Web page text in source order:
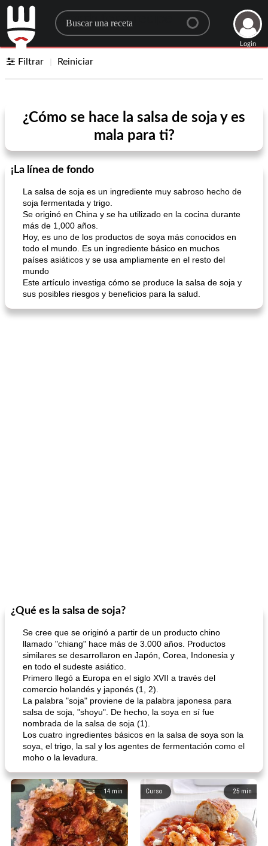
Search for a recipe
Login
Filtrar Reiniciar
¿Cómo se hace la salsa de soja y es
mala para ti?
¡La línea de fondo
La salsa de soja es un ingrediente muy sabroso hecho de
soja fermentada y trigo.
Se originó en China y se ha utilizado en la cocina durante
más de 1,000 años.
Hoy, es uno de los productos de soya más conocidos en
todo el mundo. Es un ingrediente básico en muchos
países asiáticos y se usa ampliamente en el resto del
mundo
Este artículo investiga cómo se produce la salsa de soja y
sus posibles riesgos y beneficios para la salud.
¿Qué es la salsa de soja?
Se cree que se originó a partir de un producto chino
llamado "chiang" hace más de 3.000 años. Productos
similares se desarrollaron en Japón, Corea, Indonesia y
en todo el sudeste asiático.
Primero llegó a Europa en el siglo XVII a través del
comercio holandés y japonés (1, 2).
La palabra "soja" proviene de la palabra japonesa para
salsa de soja, "shoyu". De hecho, la soya en sí fue
nombrada de la salsa de soja (1).
Los cuatro ingredientes básicos en la salsa de soya son la
soya, el trigo, la sal y los agentes de fermentación como el
moho o la levadura.
14 min 25 min
Curso